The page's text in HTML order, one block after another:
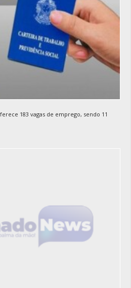
183 vagas de emprego, sendo 11